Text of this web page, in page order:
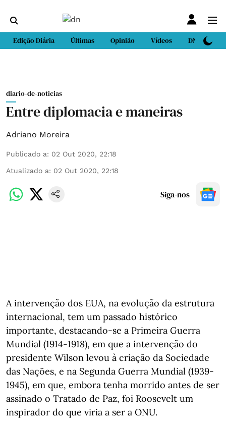
Edição Diária Últimas Opinião Vídeos DN Sport
diario-de-noticias
Entre diplomacia e maneiras
Adriano Moreira
Publicado a: 02 Out 2020, 22:18
Atualizado a: 02 Out 2020, 22:18
Siga-nos
A intervenção dos EUA, na evolução da estrutura
internacional, tem um passado histórico
importante, destacando-se a Primeira Guerra
Mundial (1914-1918), em que a intervenção do
presidente Wilson levou à criação da Sociedade
das Nações, e na Segunda Guerra Mundial (1939-
1945), em que, embora tenha morrido antes de ser
assinado o Tratado de Paz, foi Roosevelt um
inspirador do que viria a ser a ONU.